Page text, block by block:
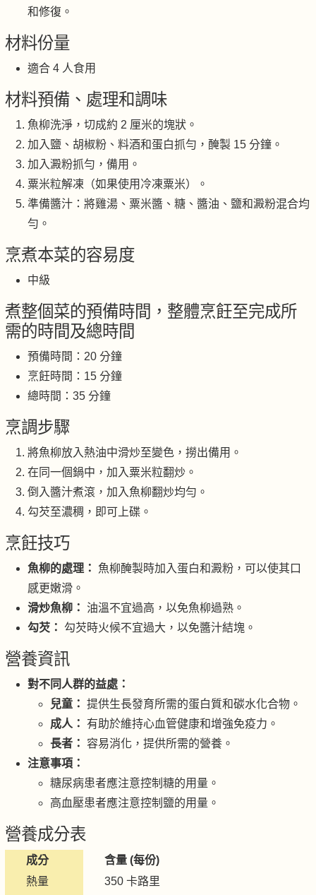
和修復。
材料份量
適合 4 人食用
材料預備、處理和調味
魚柳洗淨，切成約 2 厘米的塊狀。
加入鹽、胡椒粉、料酒和蛋白抓勻，醃製 15 分鐘。
加入澱粉抓勻，備用。
粟米粒解凍（如果使用冷凍粟米）。
準備醬汁：將雞湯、粟米醬、糖、醬油、鹽和澱粉混合均
勻。
烹煮本菜的容易度
中級
煮整個菜的預備時間，整體烹飪至完成所
需的時間及總時間
預備時間：20 分鐘
烹飪時間：15 分鐘
總時間：35 分鐘
烹調步驟
將魚柳放入熱油中滑炒至變色，撈出備用。
在同一個鍋中，加入粟米粒翻炒。
倒入醬汁煮滾，加入魚柳翻炒均勻。
勾芡至濃稠，即可上碟。
烹飪技巧
魚柳的處理：
魚柳醃製時加入蛋白和澱粉，可以使其口
感更嫩滑。
滑炒魚柳：
油溫不宜過高，以免魚柳過熟。
勾芡：
勾芡時火候不宜過大，以免醬汁結塊。
營養資訊
對不同人群的益處：
兒童： 提供生長發育所需的蛋白質和碳水化合物。
成人：
有助於維持心血管健康和增強免疫力。
長者：
容易消化，提供所需的營養。
注意事項：
糖尿病患者應注意控制糖的用量。
高血壓患者應注意控制鹽的用量。
營養成分表
成分
含量 (每份)
熱量
350 卡路里